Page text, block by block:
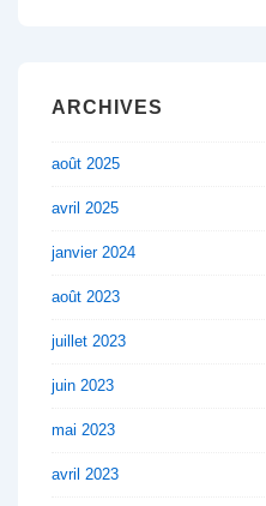
ARCHIVES
août 2025
avril 2025
janvier 2024
août 2023
juillet 2023
juin 2023
mai 2023
avril 2023